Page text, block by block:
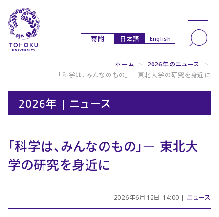
寄附 日本語 English
ホーム > 2026年のニュース
>
「科学は、みんなのもの」― 東北大学の研究を身近に
2026年 | ニュース
「科学は、みんなのもの」― 東北大
学の研究を身近に
2026年6月12日 14:00 | ニュース